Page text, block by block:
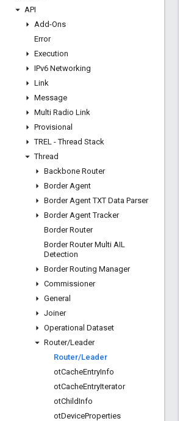
API
Add-Ons
Error
Execution
IPv6 Networking
Link
Message
Multi Radio Link
Provisional
TREL - Thread Stack
Thread
Backbone Router
Border Agent
Border Agent TXT Data Parser
Border Agent Tracker
Border Router
Border Router Multi AIL
Detection
Border Routing Manager
Commissioner
General
Joiner
Operational Dataset
Router/Leader
Router/Leader
otCacheEntryInfo
otCacheEntryIterator
otChildInfo
otDeviceProperties